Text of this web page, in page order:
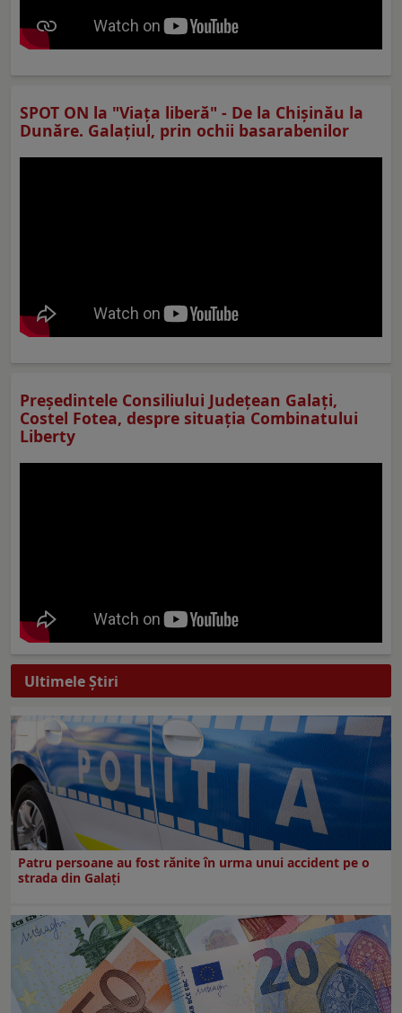
SPOT ON la "Viaţa liberă" - De la Chișinău la
Dunăre. Galațiul, prin ochii basarabenilor
Preşedintele Consiliului Judeţean Galaţi,
Costel Fotea, despre situaţia Combinatului
Liberty
Ultimele Ştiri
Patru persoane au fost rănite în urma unui accident pe o
strada din Galați